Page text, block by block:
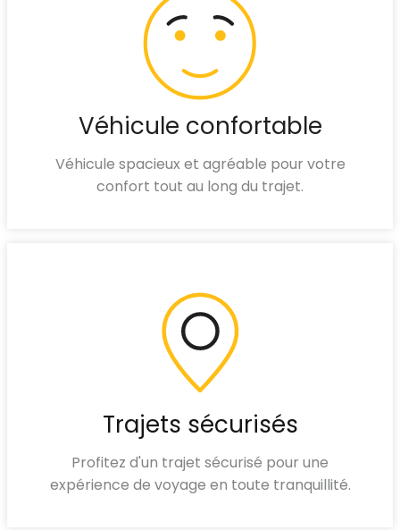
Véhicule confortable
Véhicule spacieux et agréable pour votre
confort tout au long du trajet.
Trajets sécurisés
Profitez d'un trajet sécurisé pour une
expérience de voyage en toute tranquillité.